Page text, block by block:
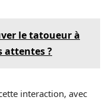
le tatoueur à
attentes ?
interaction, avec